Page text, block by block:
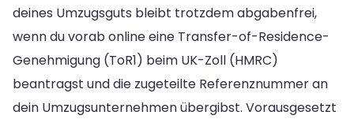
deines Umzugsguts bleibt trotzdem abgabenfrei,
wenn du vorab online eine Transfer-of-Residence-
Genehmigung (ToR1) beim UK-Zoll (HMRC)
beantragst und die zugeteilte Referenznummer an
dein Umzugsunternehmen übergibst. Vorausgesetzt